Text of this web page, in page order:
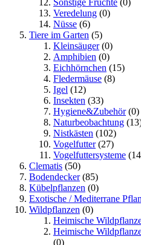
Veredelung (0)
Nüsse (6)
Tiere im Garten (5)
Kleinsäuger(0)
Amphibien (0)
Eichhörnchen (15)
Fledermäuse (8)
Igel (12)
Insekten (33)
Hygiene&Zubehör(0)
Naturbeobachtung
Nistkästen (102)
Vogelfutter(27)
Vogelfuttersysteme
Clematis (50)
Bodendecker(85)
Kübelpflanzen (0)
Exotische / Mediterrane
Wildpflanzen (0)
Heimische
Heimische
(0)